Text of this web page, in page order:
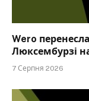
Wero
Люксембурзі
7 Серпня 2026